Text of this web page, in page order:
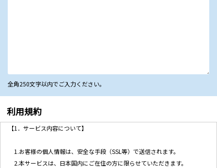
全角250文字以内でご入力ください。
利用規約
【1．サービス内容について】
1.お客様の個人情報は、安全な手段（SSL等）で送信されます。
2.本サービスは、日本国内にご在住の方に限らせていただきます。